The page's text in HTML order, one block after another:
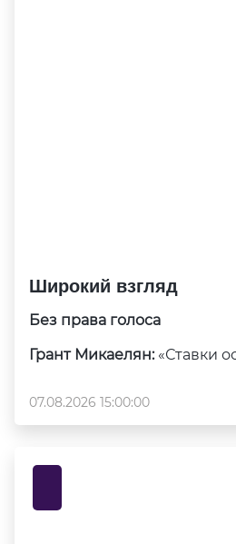
Широкий взгляд
Без права голоса
Грант Микаелян: «Ставки
07.08.2026 15:00:00